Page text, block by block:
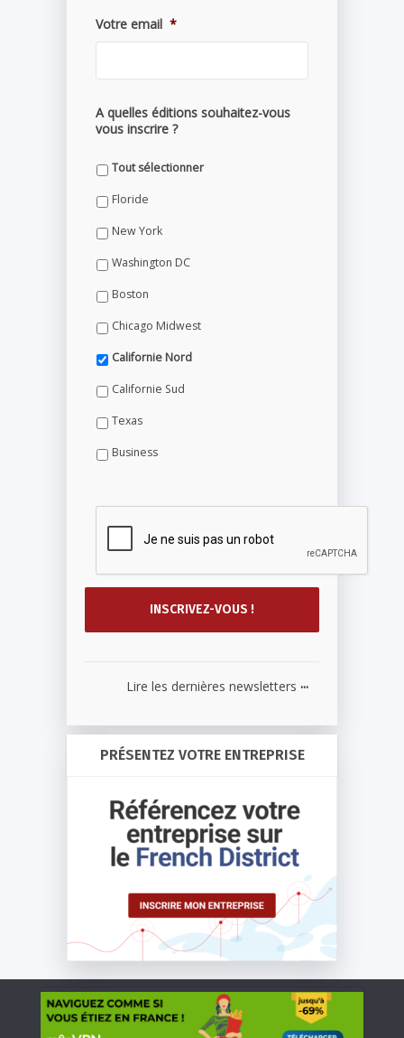
Votre email *
A quelles éditions souhaitez-vous
vous inscrire ?
Tout sélectionner
Floride
New York
Washington DC
Boston
Chicago Midwest
Californie Nord
Californie Sud
Texas
Business
Lire les dernières newsletters ...
PRÉSENTEZ VOTRE ENTREPRISE